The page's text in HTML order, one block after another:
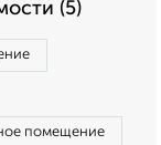
(5)
помещение